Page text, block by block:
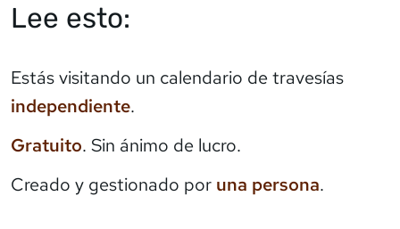
Lee esto:
Estás visitando un calendario de travesías
independiente.
Gratuito. Sin ánimo de lucro.
Creado y gestionado por una persona.